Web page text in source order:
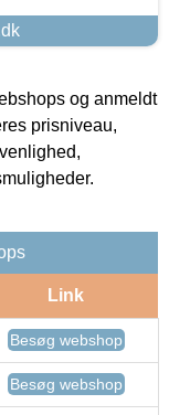
og anmeldt
prisniveau,
Link
Besøg webshop
Besøg webshop